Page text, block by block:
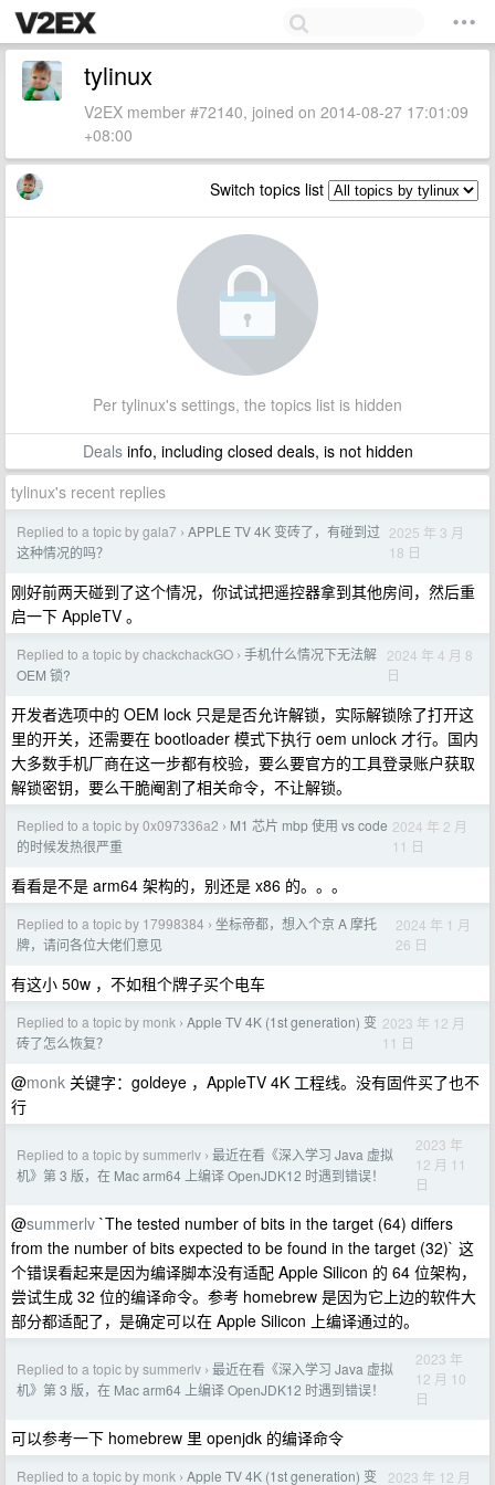
tylinux
V2EX member #72140, joined on 2014-08-27 17:01:09
+08:00
Switch topics list
Per tylinux's settings, the topics list is hidden
Dealsinfo, including closed deals, is not hidden
tylinux's recent replies
Replied to a topic by gala7 › APPLE TV 4K 变砖了，有碰到过
这种情况的吗？
2025 年 3 月
18 日
刚好前两天碰到了这个情况，你试试把遥控器拿到其他房间，然后重
启一下 AppleTV 。
Replied to a topic by chackchackGO › 手机什么情况下无法解
OEM 锁?
2024 年 4 月 8
日
开发者选项中的 OEM lock 只是是否允许解锁，实际解锁除了打开这
里的开关，还需要在 bootloader 模式下执行 oem unlock 才行。国内
大多数手机厂商在这一步都有校验，要么要官方的工具登录账户获取
解锁密钥，要么干脆阉割了相关命令，不让解锁。
Replied to a topic by 0x097336a2 › M1 芯片 mbp 使用 vs code
的时候发热很严重
2024 年 2 月
11 日
看看是不是 arm64 架构的，别还是 x86 的。。。
Replied to a topic by 17998384 › 坐标帝都，想入个京 A 摩托
牌，请问各位大佬们意见
2024 年 1 月
26 日
有这小 50w ，不如租个牌子买个电车
Replied to a topic by monk › Apple TV 4K (1st generation) 变
砖了怎么恢复？
2023 年 12 月
11 日
@monk 关键字：goldeye ，AppleTV 4K 工程线。没有固件买了也不
行
Replied to a topic by summerlv › 最近在看《深入学习 Java 虚拟
机》第 3 版，在 Mac arm64 上编译 OpenJDK12 时遇到错误！
2023 年
12 月 11
日
@summerlv `The tested number of bits in the target (64) differs
from the number of bits expected to be found in the target (32)` 这
个错误看起来是因为编译脚本没有适配 Apple Silicon 的 64 位架构，
尝试生成 32 位的编译命令。参考 homebrew 是因为它上边的软件大
部分都适配了，是确定可以在 Apple Silicon 上编译通过的。
Replied to a topic by summerlv › 最近在看《深入学习 Java 虚拟
机》第 3 版，在 Mac arm64 上编译 OpenJDK12 时遇到错误！
2023 年
12 月 10
日
可以参考一下 homebrew 里 openjdk 的编译命令
Replied to a topic by monk › Apple TV 4K (1st generation) 变 2023 年 12 月